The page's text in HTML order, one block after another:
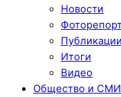
Новости
Публикации
Итоги
Видео
Общество и СМИ